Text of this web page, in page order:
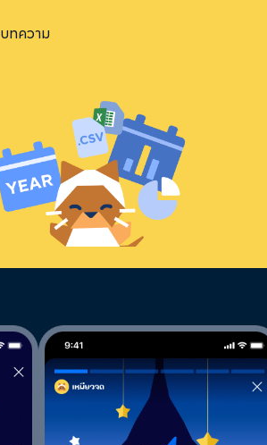
บทความ